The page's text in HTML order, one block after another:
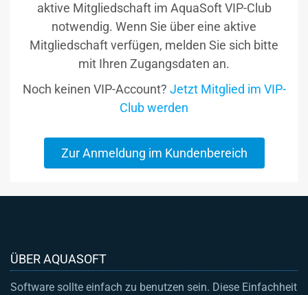
aktive Mitgliedschaft im AquaSoft VIP-Club
notwendig. Wenn Sie über eine aktive
Mitgliedschaft verfügen, melden Sie sich bitte
mit Ihren Zugangsdaten an.
Noch keinen VIP-Account? Jetzt Mitglied im VIP-
Club werden
Zur Anmeldung im Kundenbereich
ÜBER AQUASOFT
Software sollte einfach zu benutzen sein. Diese Einfachheit